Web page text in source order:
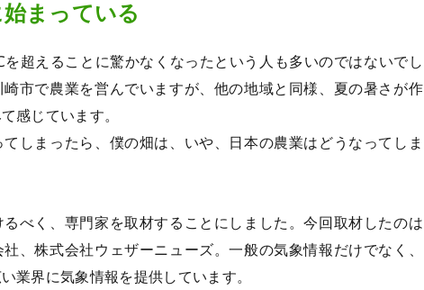
まっている
超えることに驚かなくなったという人も多いのではないでし
市で農業を営んでいますが、他の地域と同様、夏の暑さが作
感じています。
しまったら、僕の畑は、いや、日本の農業はどうなってしま
べく、専門家を取材することにしました。今回取材したのは
、株式会社ウェザーニューズ。一般の気象情報だけでなく、
業界に気象情報を提供しています。